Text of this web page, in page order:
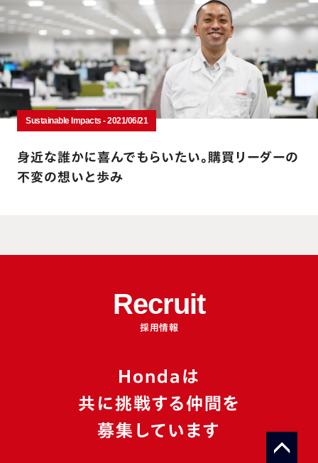
Sustainable Impacts - 2021/06/21
身近な誰かに喜んでもらいたい。購買リーダーの
不変の想いと歩み
Recruit
採用情報
Hondaは
共に挑戦する仲間を
募集しています